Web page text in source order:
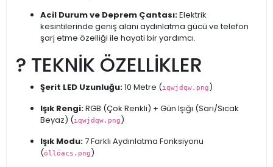
Acil Durum ve Deprem Çantası:Elektrik
kesintilerinde geniş alanı aydınlatma gücü ve telefon
şarj etme özelliği ile hayati bir yardımcı.
?️ TEKNİK ÖZELLİKLER
Şerit LED Uzunluğu:10 Metre (ıqwjdqw.png)
Işık Rengi:RGB (Çok Renkli) + Gün Işığı (Sarı/Sıcak
Beyaz) (ıqwjdqw.png)
Işık Modu:7 Farklı Aydınlatma Fonksiyonu
(öllöacs.png)